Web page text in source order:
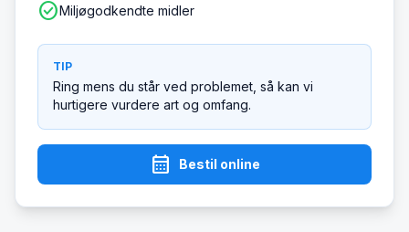
check_circleMiljøgodkendte midler
TIP
Ring mens du står ved problemet, så kan vi
hurtigere vurdere art og omfang.
calendar_month Bestil online